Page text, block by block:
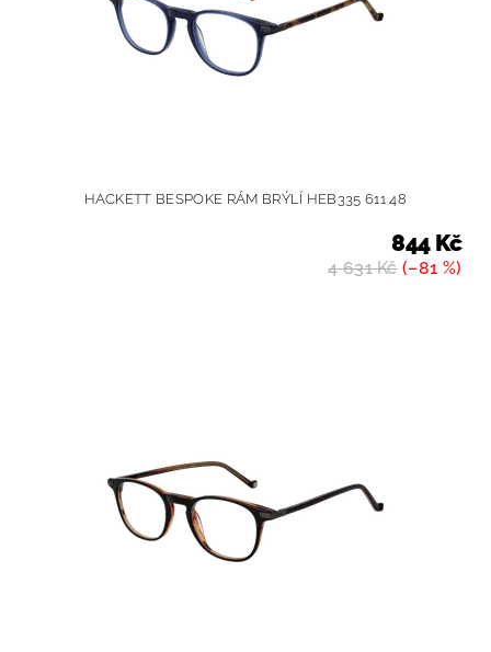
HACKETT BESPOKE RÁM BRÝLÍ HEB335 611 48
4 631 Kč(–81 %)
844 Kč